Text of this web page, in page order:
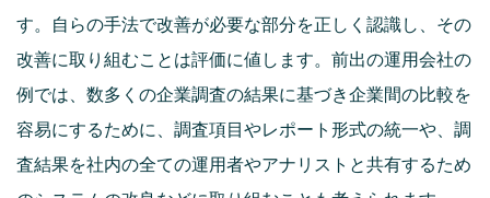
す。自らの手法で改善が必要な部分を正しく認識し、その
改善に取り組むことは評価に値します。前出の運用会社の
例では、数多くの企業調査の結果に基づき企業間の比較を
容易にするために、調査項目やレポート形式の統一や、調
査結果を社内の全ての運用者やアナリストと共有するため